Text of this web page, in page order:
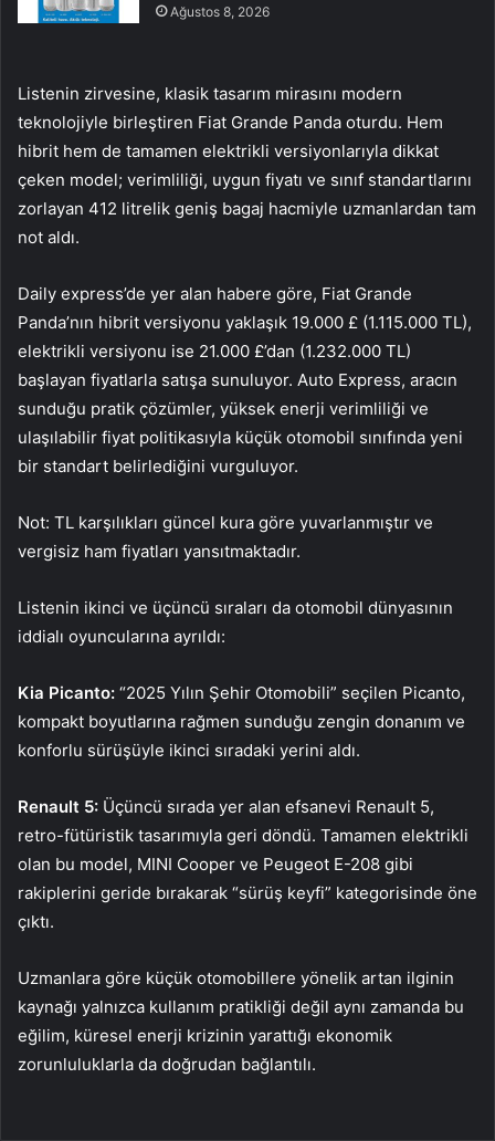
Ağustos 8, 2026
Listenin zirvesine, klasik tasarım mirasını modern
teknolojiyle birleştiren Fiat Grande Panda oturdu. Hem
hibrit hem de tamamen elektrikli versiyonlarıyla dikkat
çeken model; verimliliği, uygun fiyatı ve sınıf standartlarını
zorlayan 412 litrelik geniş bagaj hacmiyle uzmanlardan tam
not aldı.
Daily express’de yer alan habere göre, Fiat Grande
Panda’nın hibrit versiyonu yaklaşık 19.000 £ (1.115.000 TL),
elektrikli versiyonu ise 21.000 £’dan (1.232.000 TL)
başlayan fiyatlarla satışa sunuluyor. Auto Express, aracın
sunduğu pratik çözümler, yüksek enerji verimliliği ve
ulaşılabilir fiyat politikasıyla küçük otomobil sınıfında yeni
bir standart belirlediğini vurguluyor.
Not: TL karşılıkları güncel kura göre yuvarlanmıştır ve
vergisiz ham fiyatları yansıtmaktadır.
Listenin ikinci ve üçüncü sıraları da otomobil dünyasının
iddialı oyuncularına ayrıldı:
Kia Picanto: “2025 Yılın Şehir Otomobili” seçilen Picanto,
kompakt boyutlarına rağmen sunduğu zengin donanım ve
konforlu sürüşüyle ikinci sıradaki yerini aldı.
Renault 5: Üçüncü sırada yer alan efsanevi Renault 5,
retro-fütüristik tasarımıyla geri döndü. Tamamen elektrikli
olan bu model, MINI Cooper ve Peugeot E-208 gibi
rakiplerini geride bırakarak “sürüş keyfi” kategorisinde öne
çıktı.
Uzmanlara göre küçük otomobillere yönelik artan ilginin
kaynağı yalnızca kullanım pratikliği değil aynı zamanda bu
eğilim, küresel enerji krizinin yarattığı ekonomik
zorunluluklarla da doğrudan bağlantılı.